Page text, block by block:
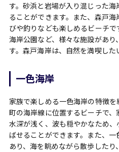
す。砂浜と岩場が入り混じった
ることができます。また、森戸
びや釣りなども楽しめるビーチ
海岸公園など、様々な施設があ
す。森戸海岸は、自然を満喫した
一色海岸
家族で楽しめる一色海岸の特徴
町の海岸線に位置するビーチで、
水深が浅く、波も穏やかなため
ばせることができます。また、
あり、海を眺めながら散歩した